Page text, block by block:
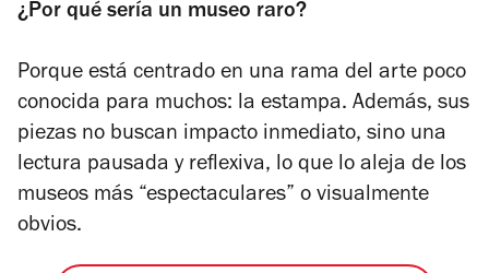
¿Por qué sería un museo raro?
Porque está centrado en una rama del arte poco
conocida para muchos: la estampa. Además, sus
piezas no buscan impacto inmediato, sino una
lectura pausada y reflexiva, lo que lo aleja de los
museos más “espectaculares” o visualmente
obvios.